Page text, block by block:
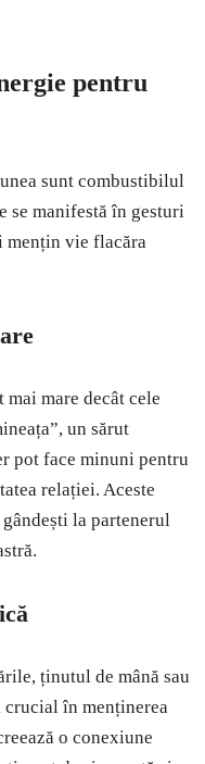
pentru
sunt combustibilul
se manifestă în gesturi
vie flacăra
mare decât cele
un sărut
pot face minuni pentru
relației. Aceste
la partenerul
ținutul de mână sau
în menținerea
o conexiune